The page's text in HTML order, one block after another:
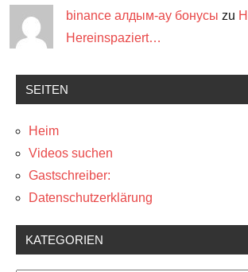
binance алдым-ау бонусы zu
Hereinspaziert…
SEITEN
Heim
Videos suchen
Gastschreiber:
Datenschutzerklärung
KATEGORIEN